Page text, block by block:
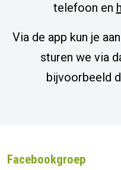
telefoon en
Via de app kun je
sturen we via
bijvoorbeeld
Facebookgroep